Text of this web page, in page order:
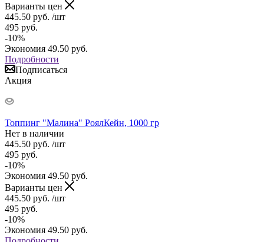
Варианты цен
445.50 руб. /шт
495 руб.
-10%
Экономия 49.50 руб.
Подробности
Подписаться
Акция
Топпинг "Малина" РоялКейн, 1000 гр
Нет в наличии
445.50 руб. /шт
495 руб.
-10%
Экономия 49.50 руб.
Варианты цен
445.50 руб. /шт
495 руб.
-10%
Экономия 49.50 руб.